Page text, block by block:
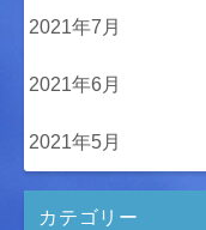
2021年7月
2021年6月
2021年5月
カテゴリー